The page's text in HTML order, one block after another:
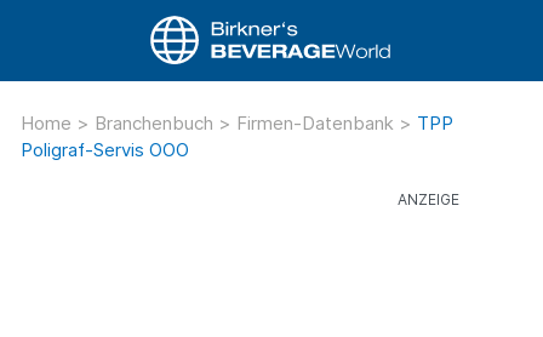
Home > Branchenbuch > Firmen-Datenbank > TPP
Poligraf-Servis OOO